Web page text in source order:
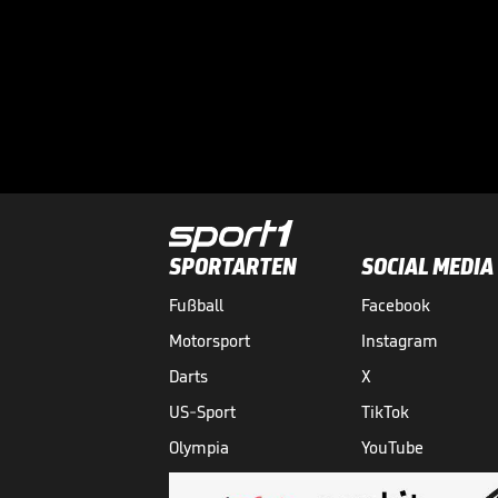
SPORTARTEN
Fußball
Motorsport
Darts
US-Sport
Olympia
SOCIAL MEDIA
Facebook
Instagram
X
TikTok
YouTube